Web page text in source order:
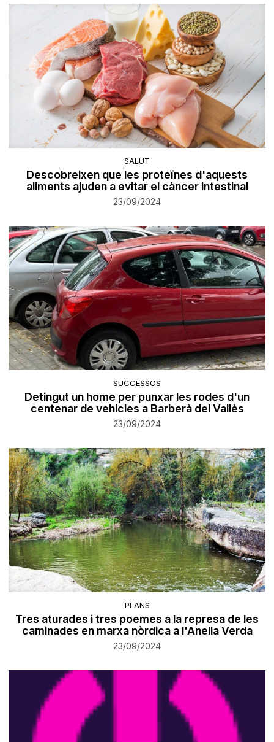
SALUT
Descobreixen que les proteïnes d'aquests
aliments ajuden a evitar el càncer intestinal
23/09/2024
SUCCESSOS
Detingut un home per punxar les rodes d'un
centenar de vehicles a Barberà del Vallès
23/09/2024
PLANS
Tres aturades i tres poemes a la represa de les
caminades en marxa nòrdica a l'Anella Verda
23/09/2024